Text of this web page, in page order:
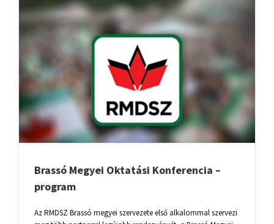
Brassó Megyei Oktatási Konferencia –
program
Az RMDSZ Brassó megyei szervezete első alkalommal szervezi